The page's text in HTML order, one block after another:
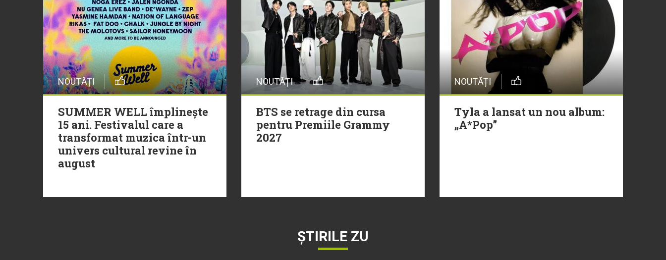
NOUTĂȚI
SUMMER WELL împlinește
15 ani. Festivalul care a
transformat muzica într-un
univers cultural revine în
august
NOUTĂȚI
BTS se retrage din cursa
pentru Premiile Grammy
2027
NOUTĂȚI
Tyla a lansat un nou album:
„A*Pop”
ȘTIRILE ZU